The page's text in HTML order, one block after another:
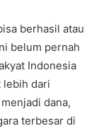
berhasil atau
belum pernah
Indonesia
lebih dari
dana,
terbesar di